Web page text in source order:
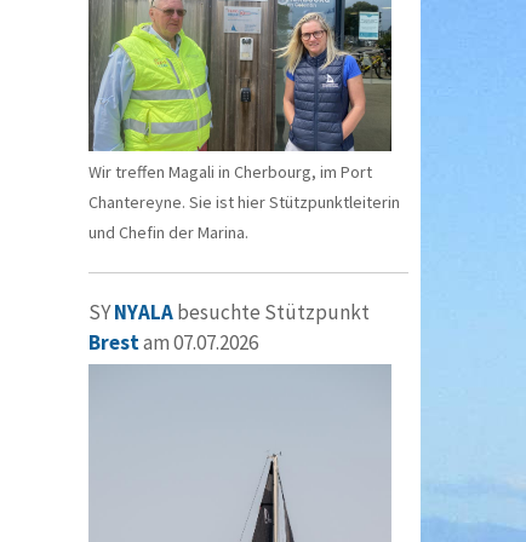
Wir treffen Magali in Cherbourg, im Port
Chantereyne. Sie ist hier Stützpunktleiterin
und Chefin der Marina.
SYNYALAbesuchte Stützpunkt
Brestam 07.07.2026